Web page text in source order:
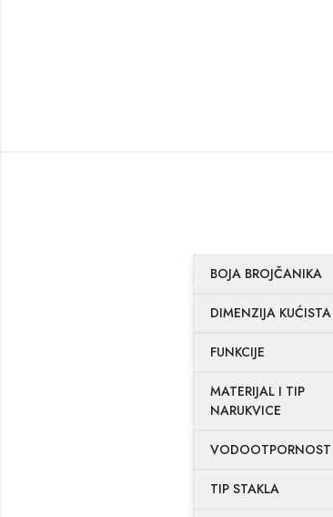
BOJA BROJČANIKA
DIMENZIJA KUĆISTA
FUNKCIJE
MATERIJAL I TIP
NARUKVICE
VODOOTPORNOST
TIP STAKLA